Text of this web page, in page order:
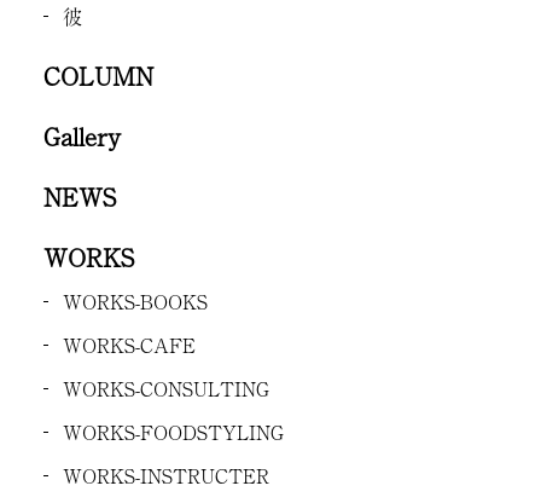
彼
COLUMN
Gallery
NEWS
WORKS
WORKS-BOOKS
WORKS-CAFE
WORKS-CONSULTING
WORKS-FOODSTYLING
WORKS-INSTRUCTER